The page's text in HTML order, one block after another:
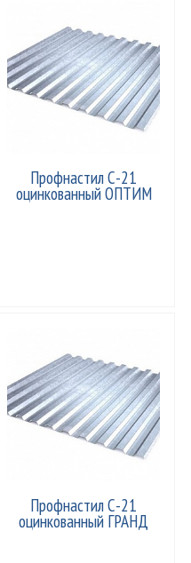
Профнастил С-21
оцинкованный ОПТИМ
Профнастил С-21
оцинкованный ГРАНД